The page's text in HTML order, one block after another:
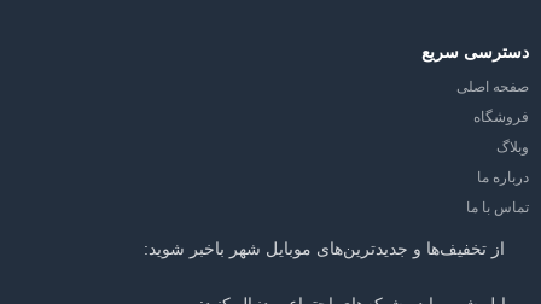
دسترسی سریع
صفحه اصلی
فروشگاه
وبلاگ
درباره ما
تماس با ما
از تخفیف‌ها و جدیدترین‌های موبایل شهر باخبر شوید: